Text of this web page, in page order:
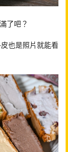
了吧？
也是照片就能看